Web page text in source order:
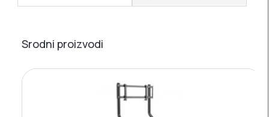
Srodni proizvodi